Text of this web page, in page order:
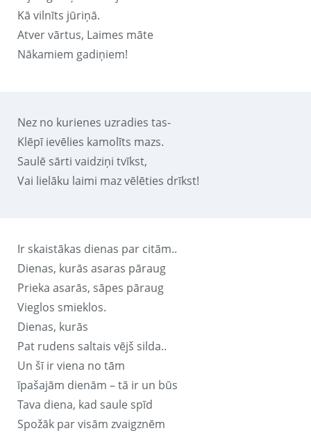
Kā vilnīts jūriņā.
Atver vārtus, Laimes māte
Nākamiem gadiņiem!
Nez no kurienes uzradies tas-
Klēpī ievēlies kamolīts mazs.
Saulē sārti vaidziņi tvīkst,
Vai lielāku laimi maz vēlēties drīkst!
Ir skaistākas dienas par citām..
Dienas, kurās asaras pāraug
Prieka asarās, sāpes pāraug
Vieglos smieklos.
Dienas, kurās
Pat rudens saltais vējš silda..
Un šī ir viena no tām
īpašajām dienām – tā ir un būs
Tava diena, kad saule spīd
Spožāk par visām zvaigznēm